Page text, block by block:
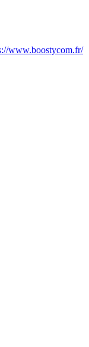
www.boostycom.fr/